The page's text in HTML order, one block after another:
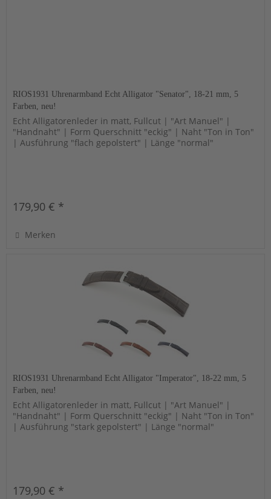
RIOS1931 Uhrenarmband Echt Alligator "Senator", 18-21 mm, 5
Farben, neu!
Echt Alligatorenleder in matt, Fullcut | "Art Manuel" |
"Handnaht" | Form Querschnitt "eckig" | Naht "Ton in Ton"
| Ausführung "flach gepolstert" | Länge "normal"
179,90 € *
Merken
RIOS1931 Uhrenarmband Echt Alligator "Imperator", 18-22 mm, 5
Farben, neu!
Echt Alligatorenleder in matt, Fullcut | "Art Manuel" |
"Handnaht" | Form Querschnitt "eckig" | Naht "Ton in Ton"
| Ausführung "stark gepolstert" | Länge "normal"
179,90 € *